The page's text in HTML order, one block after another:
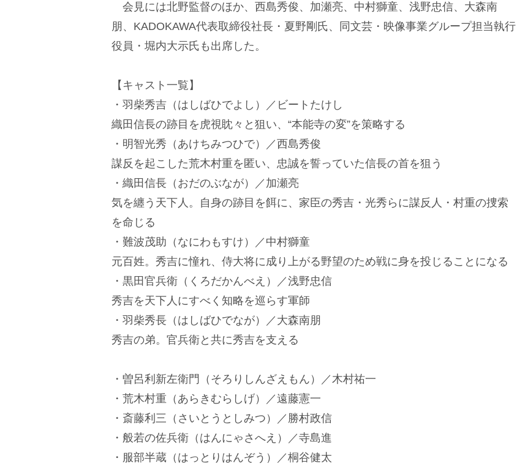
会見には北野監督のほか、西島秀俊、加瀬亮、中村獅童、浅野忠信、大森南
朋、KADOKAWA代表取締役社長・夏野剛氏、同文芸・映像事業グループ担当執行
役員・堀内大示氏も出席した。
【キャスト一覧】
・羽柴秀吉（はしばひでよし）／ビートたけし
織田信長の跡目を虎視眈々と狙い、“本能寺の変”を策略する
・明智光秀（あけちみつひで）／西島秀俊
謀反を起こした荒木村重を匿い、忠誠を誓っていた信長の首を狙う
・織田信長（おだのぶなが）／加瀬亮
気を纏う天下人。自身の跡目を餌に、家臣の秀吉・光秀らに謀反人・村重の捜索
を命じる
・難波茂助（なにわもすけ）／中村獅童
元百姓。秀吉に憧れ、侍大将に成り上がる野望のため戦に身を投じることになる
・黒田官兵衛（くろだかんべえ）／浅野忠信
秀吉を天下人にすべく知略を巡らす軍師
・羽柴秀長（はしばひでなが）／大森南朋
秀吉の弟。官兵衛と共に秀吉を支える
・曽呂利新左衛門（そろりしんざえもん）／木村祐一
・荒木村重（あらきむらしげ）／遠藤憲一
・斎藤利三（さいとうとしみつ）／勝村政信
・般若の佐兵衛（はんにゃさへえ）／寺島進
・服部半蔵（はっとりはんぞう）／桐谷健太